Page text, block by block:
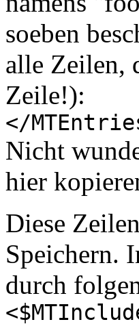
soeben
alle Zeilen,
Zeile!):
</
Nicht
hier
Diese
Speichern.
durch